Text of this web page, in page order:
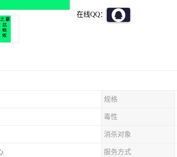
在线QQ：
规格
毒性
消杀对象
服务方式